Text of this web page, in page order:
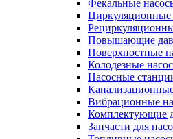
Фекальные
Циркуляционные
Повышающие
Поверхностные
Колодезные
Насосные
Вибрационные
Комплектующие
Запчасти для